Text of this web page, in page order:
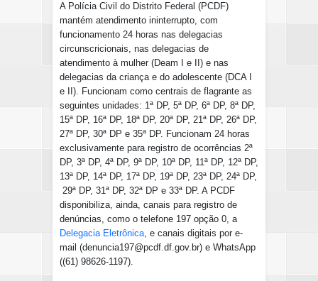
A Polícia Civil do Distrito Federal (PCDF)
mantém atendimento ininterrupto, com
funcionamento 24 horas nas delegacias
circunscricionais, nas delegacias de
atendimento à mulher (Deam I e II) e nas
delegacias da criança e do adolescente (DCA I
e II). Funcionam como centrais de flagrante as
seguintes unidades: 1ª DP, 5ª DP, 6ª DP, 8ª DP,
15ª DP, 16ª DP, 18ª DP, 20ª DP, 21ª DP, 26ª DP,
27ª DP, 30ª DP e 35ª DP. Funcionam 24 horas
exclusivamente para registro de ocorrências 2ª
DP, 3ª DP, 4ª DP, 9ª DP, 10ª DP, 11ª DP, 12ª DP,
13ª DP, 14ª DP, 17ª DP, 19ª DP, 23ª DP, 24ª DP,
29ª DP, 31ª DP, 32ª DP e 33ª DP. A PCDF
disponibiliza, ainda, canais para registro de
denúncias, como o telefone 197 opção 0, a
Delegacia Eletrônica, e canais digitais por e-
mail (denuncia197@pcdf.df.gov.br) e WhatsApp
((61) 98626-1197).